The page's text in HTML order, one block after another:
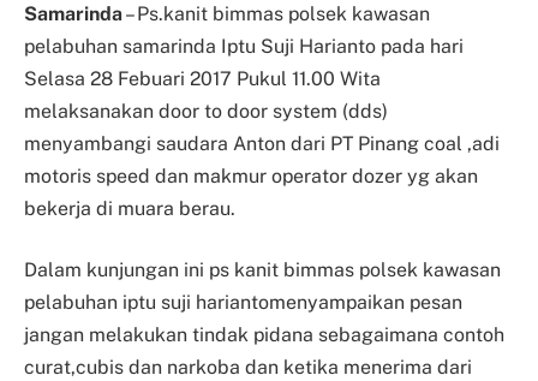
Samarinda– Ps.kanit bimmas polsek kawasan
pelabuhan samarinda Iptu Suji Harianto pada hari
Selasa 28 Febuari 2017 Pukul 11.00 Wita
melaksanakan door to door system (dds)
menyambangi saudara Anton dari PT Pinang coal ,adi
motoris speed dan makmur operator dozer yg akan
bekerja di muara berau.
Dalam kunjungan ini ps kanit bimmas polsek kawasan
pelabuhan iptu suji hariantomenyampaikan pesan
jangan melakukan tindak pidana sebagaimana contoh
curat,cubis dan narkoba dan ketika menerima dari